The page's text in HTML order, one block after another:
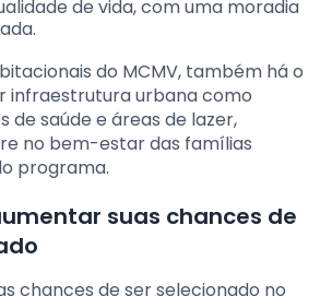
de vida, com uma moradia
do MCMV, também há o
infraestrutura urbana como
de saúde e áreas de lazer,
no bem-estar das famílias
programa.
suas chances de
chances de ser selecionado no